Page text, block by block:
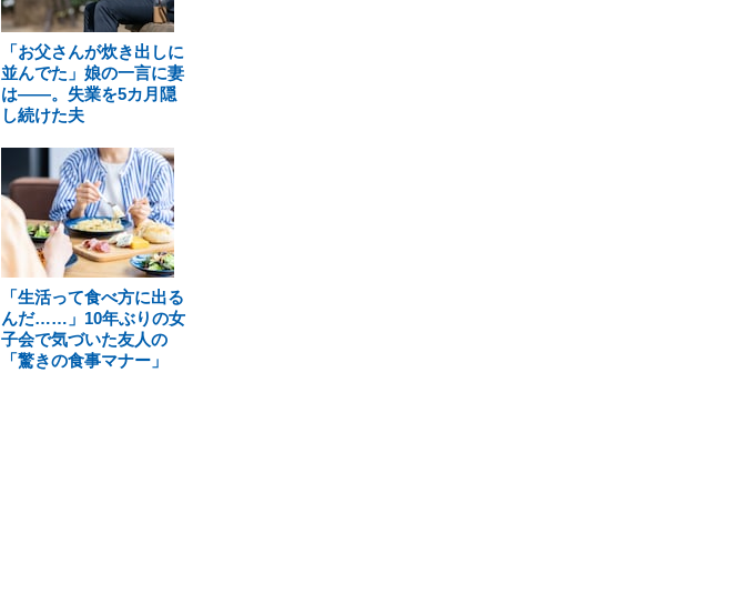
「お父さんが炊き出しに
並んでた」娘の一言に妻
は――。失業を5カ月隠
し続けた夫
「生活って食べ方に出る
んだ……」10年ぶりの女
子会で気づいた友人の
「驚きの食事マナー」